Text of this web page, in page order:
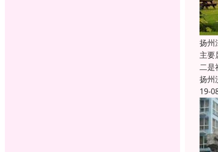
扬州
主要
二是
扬州
19-